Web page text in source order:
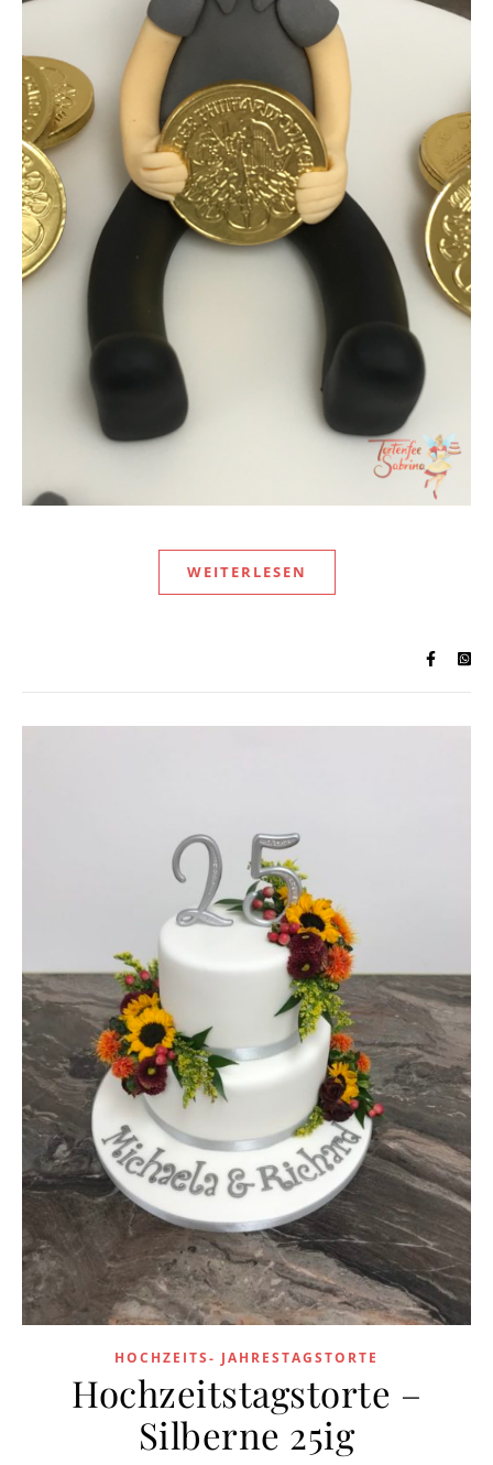
WEITERLESEN
HOCHZEITS- JAHRESTAGSTORTE
Hochzeitstagstorte –
Silberne 25ig